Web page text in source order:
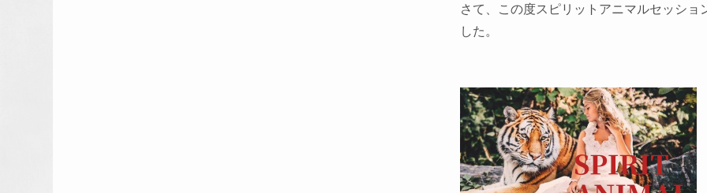
さて、この度スピリットアニマルセッシ
した。